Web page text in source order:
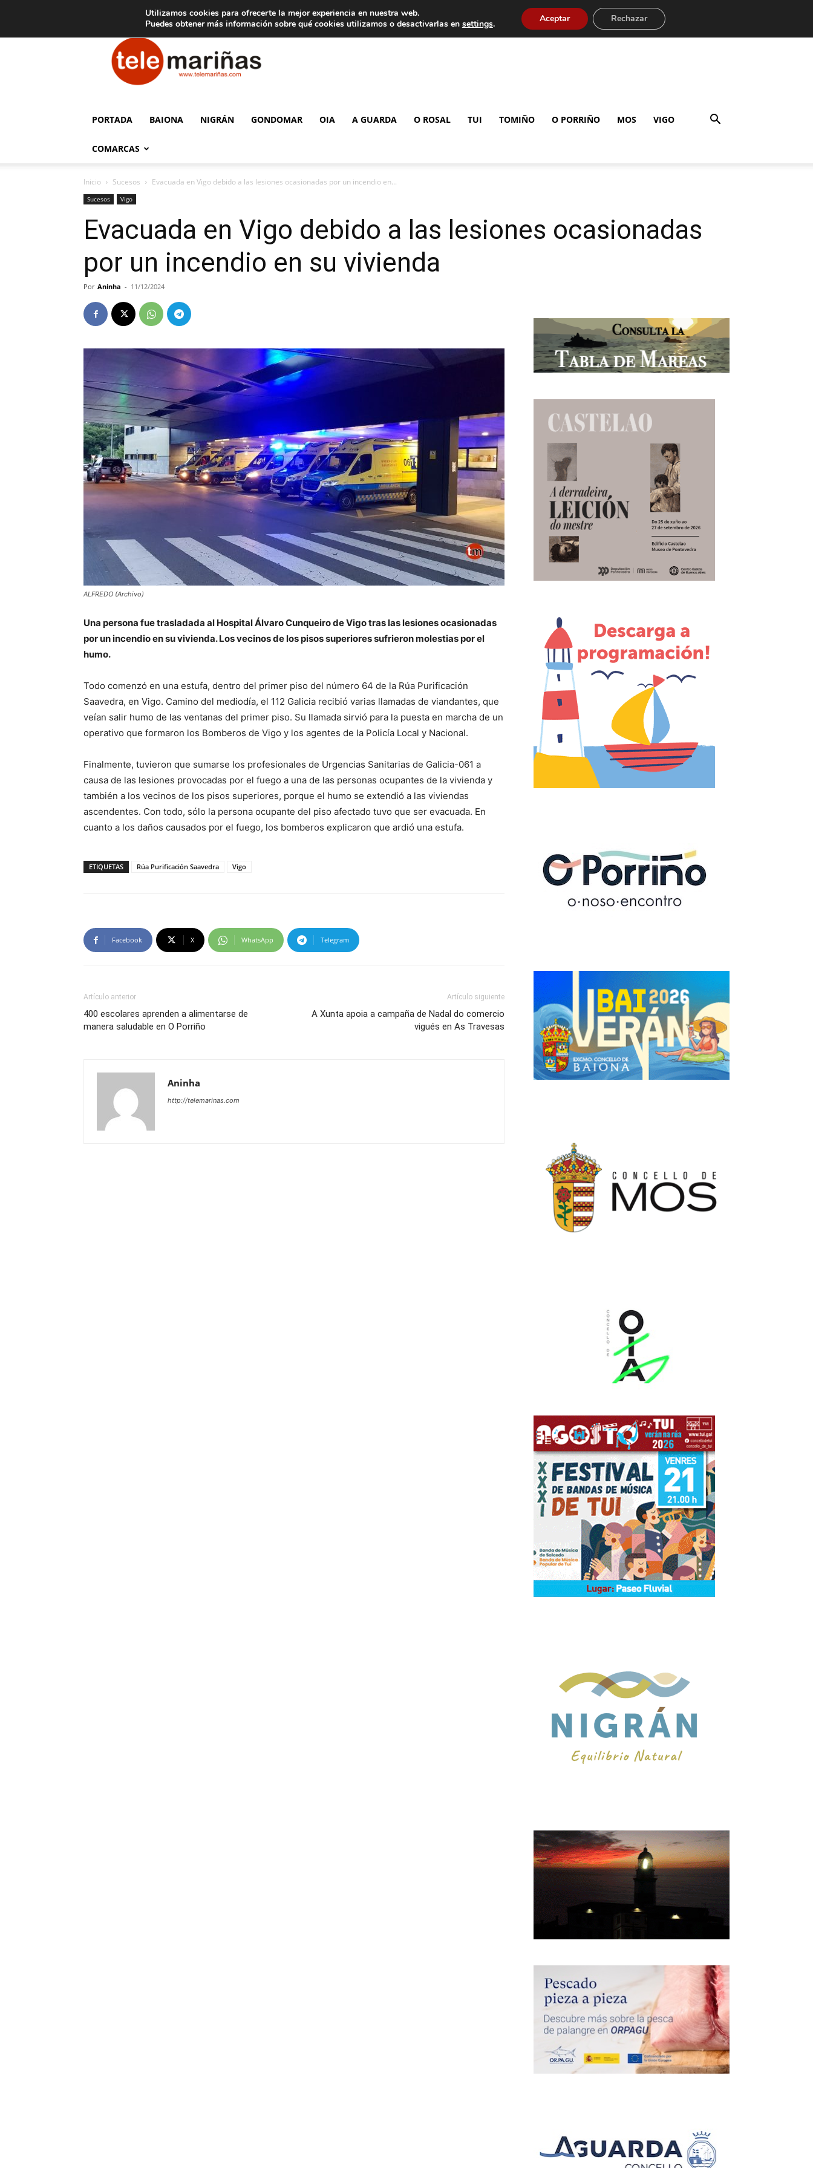
Aviso legal Tarifas de publicidad
Telemariñas
PORTADA BAIONA NIGRÁN GONDOMAR OIA A GUARDA O ROSAL TUI TOMIÑO O PORRIÑO MOS VIGO
COMARCAS
Inicio Sucesos Evacuada en Vigo debido a las lesiones ocasionadas por un incendio en...
Sucesos Vigo
Evacuada en Vigo debido a las lesiones ocasionadas
por un incendio en su vivienda
Por Aninha - 11/12/2024
ALFREDO (Archivo)
Una persona fue trasladada al Hospital Álvaro Cunqueiro de Vigo tras las lesiones ocasionadas
por un incendio en su vivienda. Los vecinos de los pisos superiores sufrieron molestias por el
humo.
Todo comenzó en una estufa, dentro del primer piso del número 64 de la Rúa Purificación
Saavedra, en Vigo. Camino del mediodía, el 112 Galicia recibió varias llamadas de viandantes, que
veían salir humo de las ventanas del primer piso. Su llamada sirvió para la puesta en marcha de un
operativo que formaron los Bomberos de Vigo y los agentes de la Policía Local y Nacional.
Finalmente, tuvieron que sumarse los profesionales de Urgencias Sanitarias de Galicia-061 a
causa de las lesiones provocadas por el fuego a una de las personas ocupantes de la vivienda y
también a los vecinos de los pisos superiores, porque el humo se extendió a las viviendas
ascendentes. Con todo, sólo la persona ocupante del piso afectado tuvo que ser evacuada. En
cuanto a los daños causados por el fuego, los bomberos explicaron que ardió una estufa.
ETIQUETAS Rúa Purificación Saavedra Vigo
Facebook X WhatsApp Telegram
Artículo anterior
400 escolares aprenden a alimentarse de
manera saludable en O Porriño
Artículo siguiente
A Xunta apoia a campaña de Nadal do comercio
vigués en As Travesas
Aninha
http://telemarinas.com
Utilizamos cookies para ofrecerte la mejor experiencia en nuestra web.
Puedes obtener más información sobre qué cookies utilizamos o desactivarlas en settings. Aceptar Rechazar